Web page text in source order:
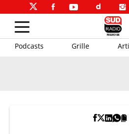
Podcasts Grille